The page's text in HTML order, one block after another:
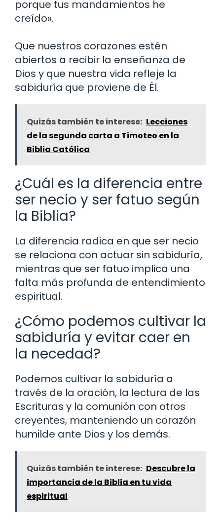
porque tus mandamientos he
creído».
Que nuestros corazones estén
abiertos a recibir la enseñanza de
Dios y que nuestra vida refleje la
sabiduría que proviene de Él.
Quizás también te interese: Lecciones
de la segunda carta a Timoteo en la
Biblia Católica
¿Cuál es la diferencia entre
ser necio y ser fatuo según
la Biblia?
La diferencia radica en que ser necio
se relaciona con actuar sin sabiduría,
mientras que ser fatuo implica una
falta más profunda de entendimiento
espiritual.
¿Cómo podemos cultivar la
sabiduría y evitar caer en
la necedad?
Podemos cultivar la sabiduría a
través de la oración, la lectura de las
Escrituras y la comunión con otros
creyentes, manteniendo un corazón
humilde ante Dios y los demás.
Quizás también te interese: Descubre la
importancia de la Biblia en tu vida
espiritual